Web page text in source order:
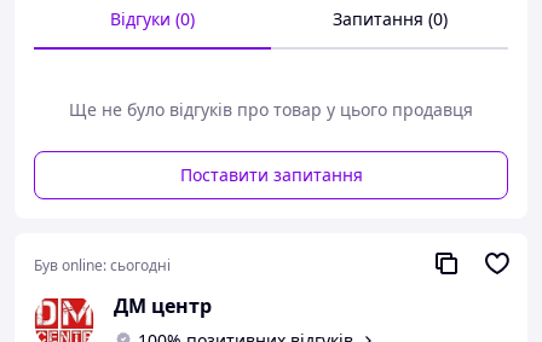
Відгуки (0) Запитання (0)
Ще не було відгуків про товар у цього продавця
Поставити запитання
Був online:сьогодні
ДМ центр